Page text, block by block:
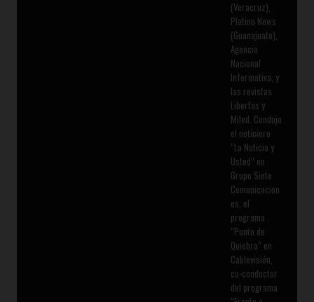
(Veracruz),
Platino News
(Guanajuato),
Agencia
Nacional
Informativa, y
las revistas
Libertas y
Miled. Condujo
el noticiero
“La Noticia y
Usted” en
Grupo Siete
Comunicacion
es, el
programa
“Punto de
Quiebra” en
Cablevisión,
co-conductor
del programa